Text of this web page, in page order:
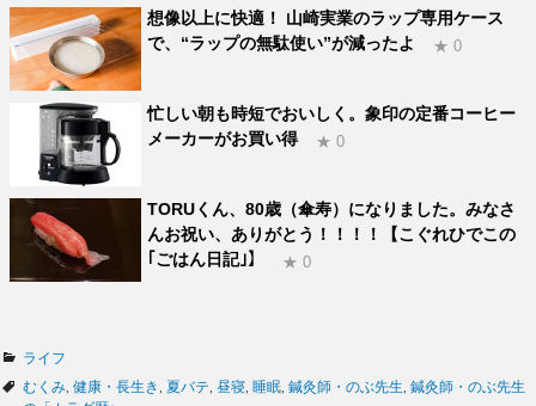
想像以上に快適！ 山崎実業のラップ専用ケース
で、“ラップの無駄使い”が減ったよ
★ 0
忙しい朝も時短でおいしく。象印の定番コーヒー
メーカーがお買い得
★ 0
TORUくん、80歳（傘寿）になりました。みなさ
んお祝い、ありがとう！！！！【こぐれひでこの
｢ごはん日記｣】
★ 0
カ
テ
ゴ
ライフ
タ
むくみ 健康・長生き 夏バテ 昼寝 睡眠 鍼灸師・のぶ先生 鍼灸師・のぶ先生